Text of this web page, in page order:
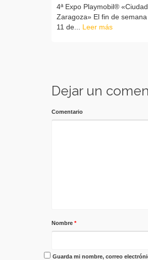
4ª Expo Playmobil®
Zaragoza» El fin de
11 de... Leer más
Dejar un
Comentario
Nombre *
Guarda mi nombre, correo